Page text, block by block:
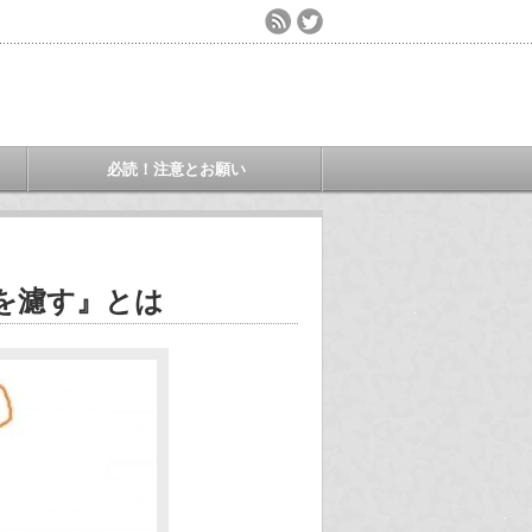
必読！注意とお願い
濾す』とは